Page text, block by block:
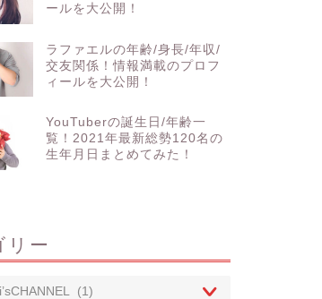
ールを大公開！
ラファエルの年齢/身長/年収/
交友関係！情報満載のプロフ
ィールを大公開！
YouTuberの誕生日/年齢一
覧！2021年最新総勢120名の
生年月日まとめてみた！
リー